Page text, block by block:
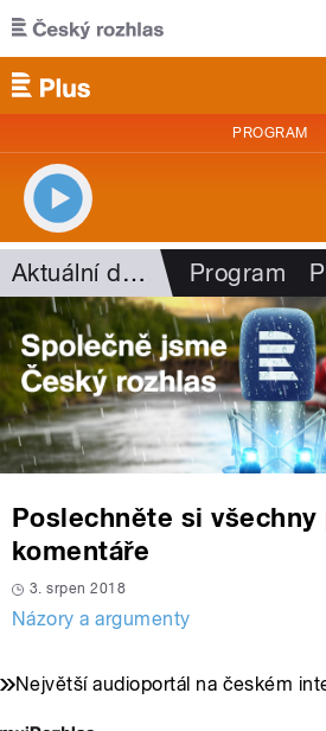
Přejít k hlavnímu obsahu
PROGRAM
Aktuální dění Program
Poslechněte si všechny
komentáře
3. srpen 2018
Názory a argumenty
Největší audioportál na českém